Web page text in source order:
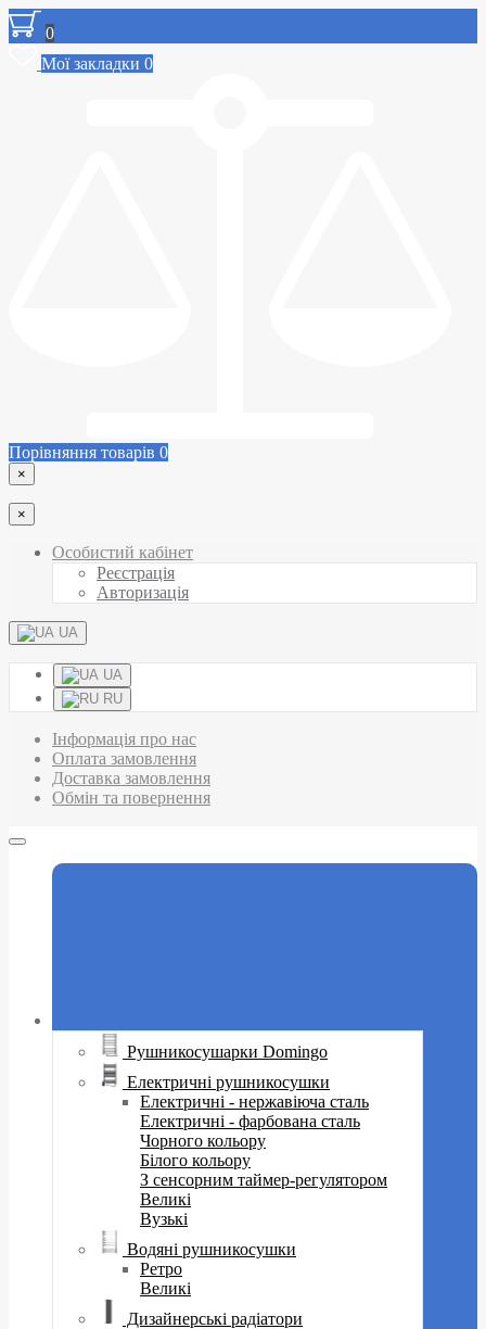
0
Мої закладки 0
Порівняння товарів 0
×
×
Особистий кабінет
Реєстрація
Авторизація
UA
UA
RU
Інформація про нас
Оплата замовлення
Доставка замовлення
Обмін та повернення
Рушникосушарки Domingo
Електричні рушникосушки
Електричні - нержавіюча сталь
Електричні - фарбована сталь
Чорного кольору
Білого кольору
З сенсорним таймер-регулятором
Великі
Вузькі
Водяні рушникосушки
Ретро
Великі
Дизайнерські радіатори